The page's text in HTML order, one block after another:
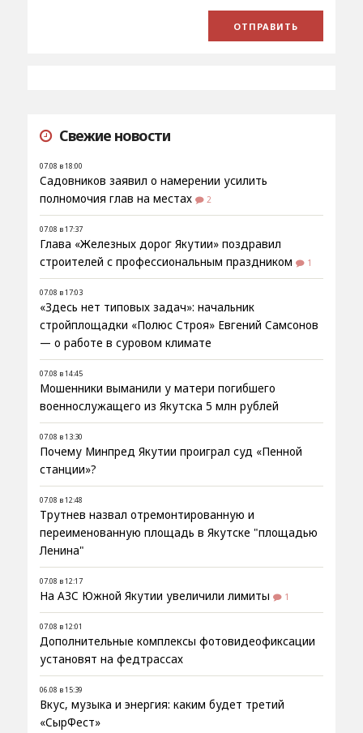
Свежие новости
07.08 в 18:00
Садовников заявил о намерении усилить
полномочия глав на местах
2
07.08 в 17:37
Глава «Железных дорог Якутии» поздравил
строителей с профессиональным праздником
1
07.08 в 17:03
«Здесь нет типовых задач»: начальник
стройплощадки «Полюс Строя» Евгений Самсонов
— о работе в суровом климате
07.08 в 14:45
Мошенники выманили у матери погибшего
военнослужащего из Якутска 5 млн рублей
07.08 в 13:30
Почему Минпред Якутии проиграл суд «Пенной
станции»?
07.08 в 12:48
Трутнев назвал отремонтированную и
переименованную площадь в Якутске "площадью
Ленина"
07.08 в 12:17
На АЗС Южной Якутии увеличили лимиты 1
07.08 в 12:01
Дополнительные комплексы фотовидеофиксации
установят на федтрассах
06.08 в 15:39
Вкус, музыка и энергия: каким будет третий
«СырФест»